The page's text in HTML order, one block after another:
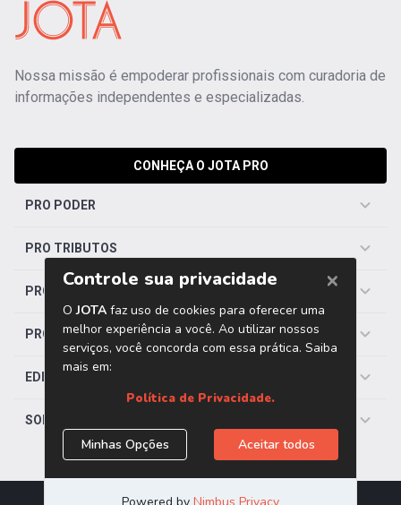
Nossa missão é empoderar profissionais com curadoria de
informações independentes e especializadas.
CONHEÇA O JOTA PRO
PRO PODER
PRO TRIBUTOS
PRO TRABALHISTA
PRO SAÚDE
EDITORIAS
SOBRE O JOTA